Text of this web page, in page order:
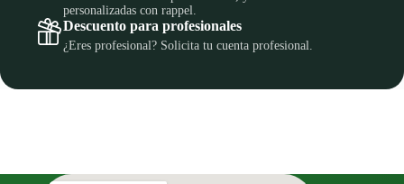
personalizadas con rappel.
Descuento para profesionales
¿Eres profesional? Solicita tu cuenta profesional.